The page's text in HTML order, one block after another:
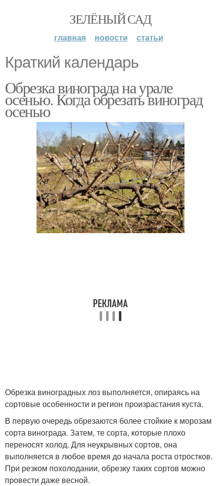
ЗЕЛЁНЫЙ САД
главная новости статьи
Краткий календарь
Обрезка винограда на урале
осенью. Когда обрезать виноград
осенью
Обрезка виноградных лоз выполняется, опираясь на
сортовые особенности и регион произрастания куста.
В первую очередь обрезаются более стойкие к морозам
сорта винограда. Затем, те сорта, которые плохо
переносят холод. Для неукрывных сортов, она
выполняется в любое время до начала роста отростков.
При резком похолодании, обрезку таких сортов можно
провести даже весной.